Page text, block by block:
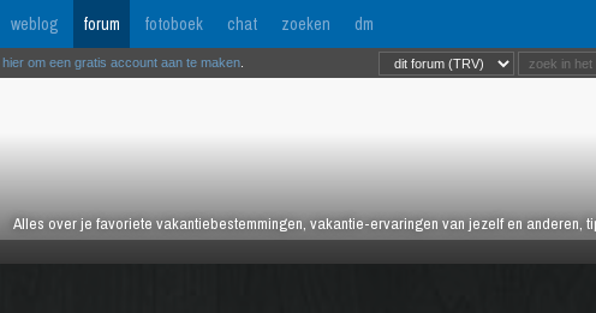
weblog forum fotoboek chat zoeken dm
Alles over je favoriete vakantiebestemmingen, vakantie-ervaringen van jezelf en anderen,
hier om een gratis account aan te maken